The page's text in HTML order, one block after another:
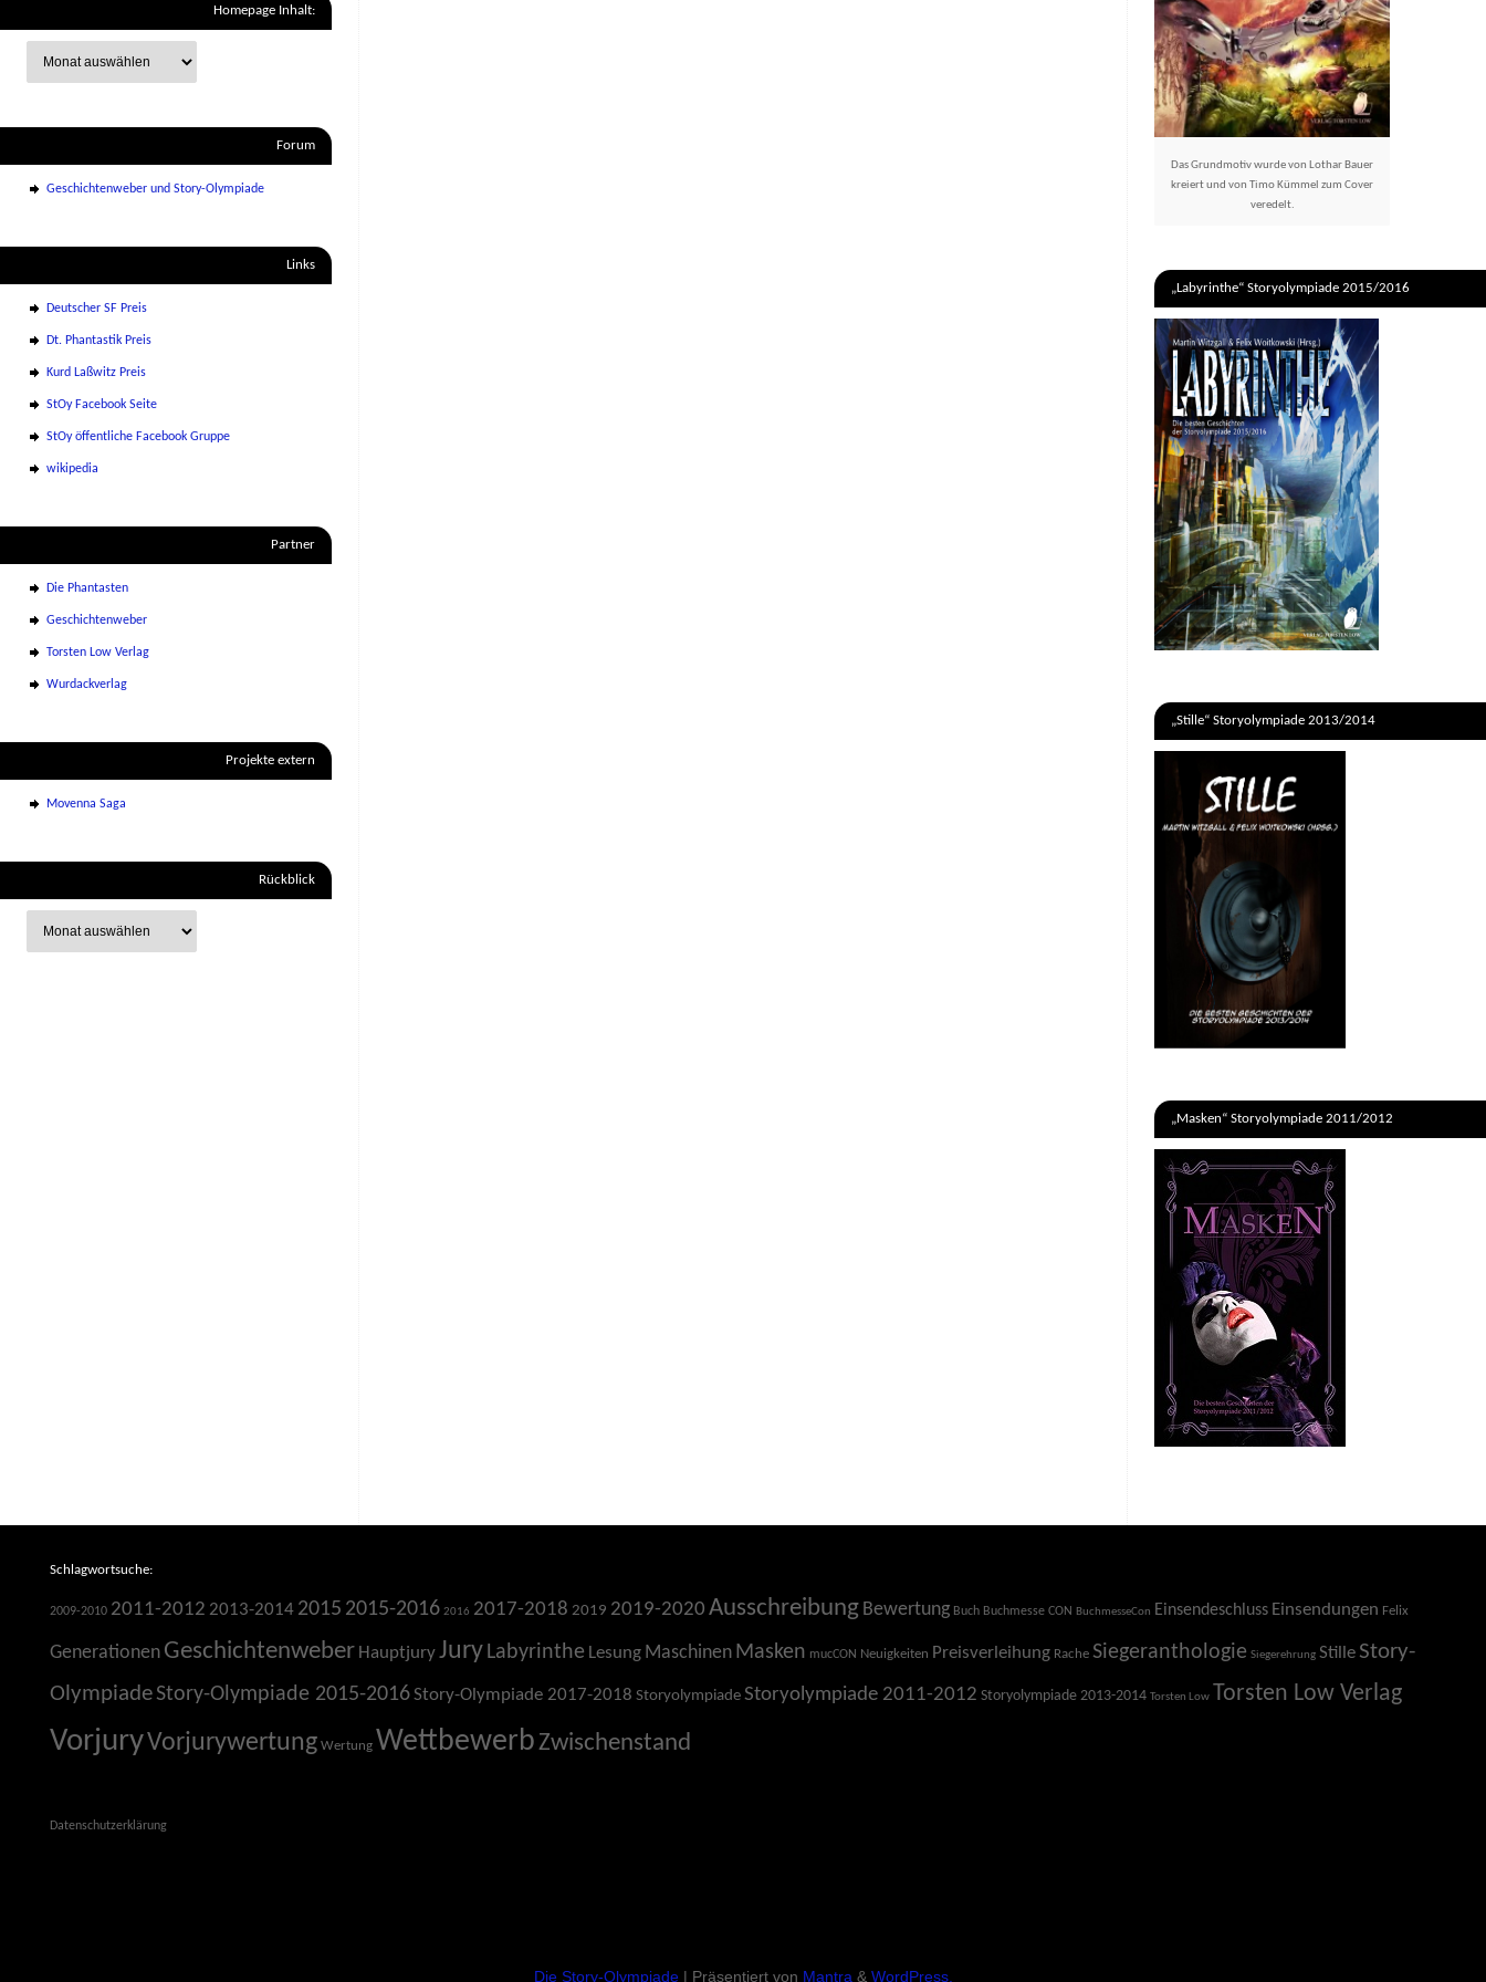
Homepage Inhalt:
Forum
Geschichtenweber und Story-Olympiade
Links
Deutscher SF Preis
Dt. Phantastik Preis
Kurd Laßwitz Preis
StOy Facebook Seite
StOy öffentliche Facebook Gruppe
wikipedia
Partner
Die Phantasten
Geschichtenweber
Torsten Low Verlag
Wurdackverlag
Projekte extern
Movenna Saga
Rückblick
Das Grundmotiv wurde von Lothar Bauer
kreiert und von Timo Kümmel zum Cover
veredelt.
„Labyrinthe“ Storyolympiade 2015/2016
„Stille“ Storyolympiade 2013/2014
„Masken“ Storyolympiade 2011/2012
Schlagwortsuche:
2009-2010 2011-2012 2013-2014 2015 2015-2016 2016 2017-2018 2019 2019-2020 Ausschreibung Bewertung Buch Buchmesse CON BuchmesseCon Einsendeschluss Einsendungen Felix
Generationen Geschichtenweber HauptjuryJury Labyrinthe Lesung Maschinen Masken mucCON Neuigkeiten Preisverleihung Rache Siegeranthologie Siegerehrung Stille Story-
Olympiade Story-Olympiade 2015-2016Story-Olympiade 2017-2018 Storyolympiade Storyolympiade 2011-2012 Storyolympiade 2013-2014 Torsten Low Torsten Low Verlag
VorjuryVorjurywertung Wertung WettbewerbZwischenstand
Datenschutzerklärung
Die Story-Olympiade| Präsentiert von Mantra & WordPress.